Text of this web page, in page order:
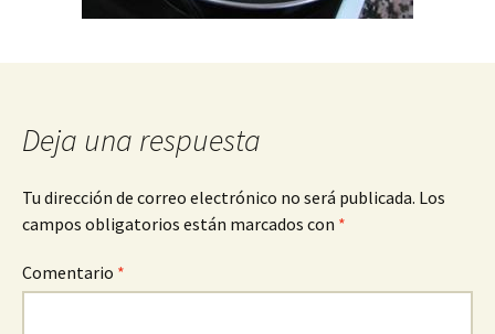
Deja una respuesta
Tu dirección de correo electrónico no será publicada. Los
campos obligatorios están marcados con *
Comentario *